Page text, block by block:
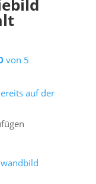
€von 5
auf der